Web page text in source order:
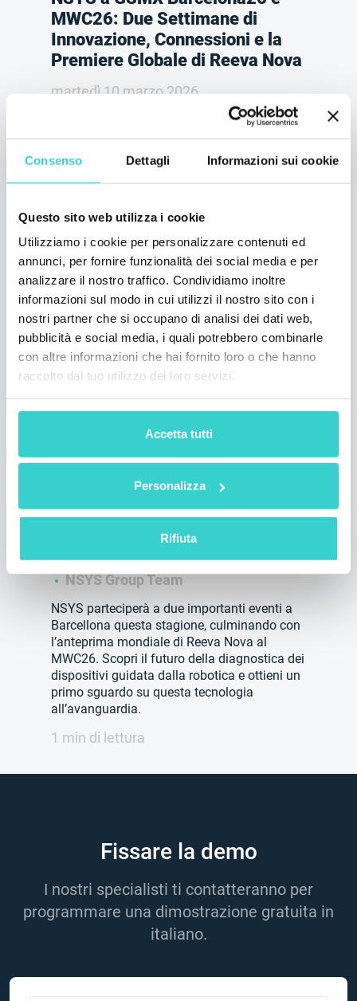
Consenso Dettagli Informazioni sui cookie
Questo sito web utilizza i cookie
Utilizziamo i cookie per personalizzare contenuti ed
annunci, per fornire funzionalità dei social media e per
analizzare il nostro traffico. Condividiamo inoltre
informazioni sul modo in cui utilizzi il nostro sito con i
nostri partner che si occupano di analisi dei dati web,
pubblicità e social media, i quali potrebbero combinarle
con altre informazioni che hai fornito loro o che hanno
raccolto dal tuo utilizzo dei loro servizi.
Accetta tutti
Personalizza
Rifiuta
MWC26: Due Settimane di
Innovazione, Connessioni e la
Premiere Globale di Reeva Nova
martedì 10 marzo 2026
NSYS ripensa a due settimane trascorse a
Barcellona, condividendo i principali insight
da GSMX Barcelona26 e MWC26. Dalla
premiere mondiale di Reeva Nova agli
hanno evidenziato la direzione del settore
verso una maggiore automazione e una
collaborazione più profonda.
1 min di lettura
NSYS a Barcellona — con
l’anteprima mondiale di Reeva
venerdì 06 marzo 2026
NSYS Group Team
NSYS parteciperà a due importanti eventi a
Barcellona questa stagione, culminando con
l’anteprima mondiale di Reeva Nova al
MWC26. Scopri il futuro della diagnostica dei
dispositivi guidata dalla robotica e ottieni un
primo sguardo su questa tecnologia
all’avanguardia.
1 min di lettura
Fissare la demo
I nostri specialisti ti contatteranno per
programmare una dimostrazione gratuita in
italiano.